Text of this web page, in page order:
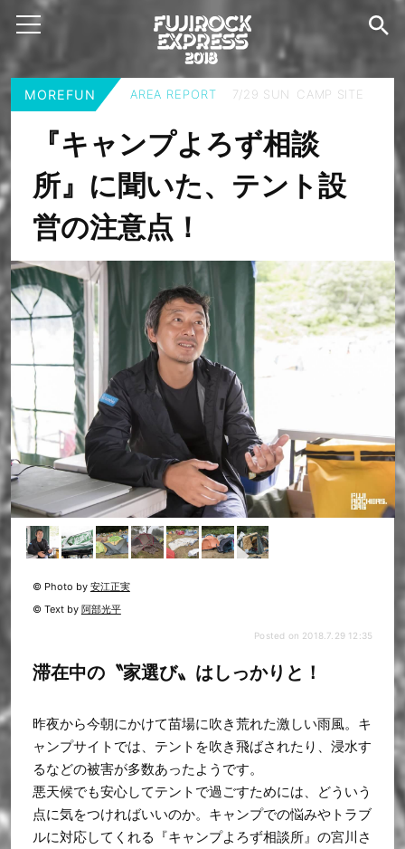
MOREFUN AREA REPORT 7/29 SUN CAMP SITE
『キャンプよろず相談
所』に聞いた、テント設
営の注意点！
© Photo by 安江正実
© Text by 阿部光平
Posted on 2018.7.29 12:35
滞在中の〝家選び〟はしっかりと！
昨夜から今朝にかけて苗場に吹き荒れた激しい雨風。キ
ャンプサイトでは、テントを吹き飛ばされたり、浸水す
るなどの被害が多数あったようです。
悪天候でも安心してテントで過ごすためには、どういう
点に気をつければいいのか。キャンプでの悩みやトラブ
ルに対応してくれる『キャンプよろず相談所』の宮川さ